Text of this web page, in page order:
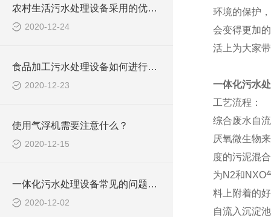
农村生活污水处理设备采用的优点都有哪些？
2020-12-24
食品加工污水处理设备如何进行选择？
2020-12-23
使用气浮机需要注意什么？
2020-12-15
一体化污水处理设备常见的问题及解决方案
2020-12-02
环境的保护
会变得更加
活上为大家
一体化污水
工艺流程：
综合废水自
厌氧微生物
度的污泥混
为N2和NXO
料上附着的
自流入沉淀